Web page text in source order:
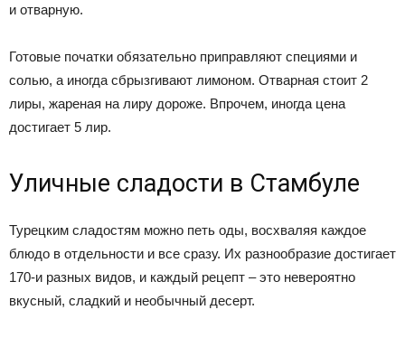
и отварную.
Готовые початки обязательно приправляют специями и
солью, а иногда сбрызгивают лимоном. Отварная стоит 2
лиры, жареная на лиру дороже. Впрочем, иногда цена
достигает 5 лир.
Уличные сладости в Стамбуле
Турецким сладостям можно петь оды, восхваляя каждое
блюдо в отдельности и все сразу. Их разнообразие достигает
170-и разных видов, и каждый рецепт – это невероятно
вкусный, сладкий и необычный десерт.